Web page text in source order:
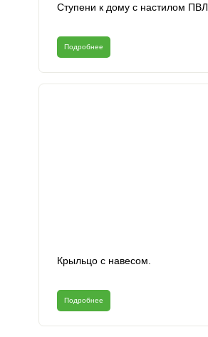
Ступени к дому с настилом ПВЛ
Подробнее
Крыльцо с навесом.
Подробнее